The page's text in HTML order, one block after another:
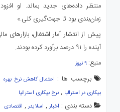
منتظر داده‌های جدید بماند. او
زمان‌بندی بود تا جهت‌گیری کلی.»
پیش از انتشار آمار اشتغال،
آینده را ۹۱ درصد برآورد کرده بودند.
منبع:
برچسب ها : احتمال کاهش نرخ بهره
بیکاری در استرالیا , نرخ بیکاری استرالیا
دسته بندی : اخبار, اسلایدر, اقتصادی